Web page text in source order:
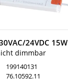
24VDC 15W
dimmbar
199140131
76.10592.11